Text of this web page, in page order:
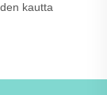
kautta